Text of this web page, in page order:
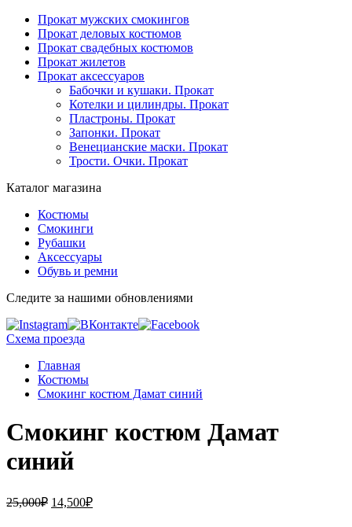
Прокат мужских смокингов
Прокат деловых костюмов
Прокат свадебных костюмов
Прокат жилетов
Прокат аксессуаров
Бабочки и кушаки. Прокат
Котелки и цилиндры. Прокат
Пластроны. Прокат
Запонки. Прокат
Венецианские маски. Прокат
Трости. Очки. Прокат
Каталог магазина
Костюмы
Смокинги
Рубашки
Аксессуары
Обувь и ремни
Следите за нашими обновлениями
Схема проезда
Главная
Костюмы
Смокинг костюм Дамат синий
Смокинг костюм Дамат
синий
25,000₽ 14,500₽